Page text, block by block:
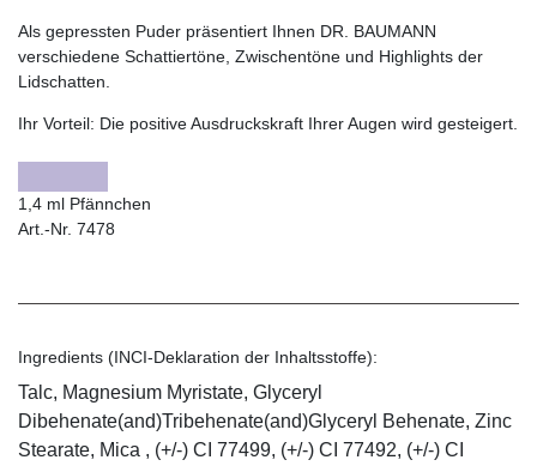
Als gepressten Puder präsentiert Ihnen DR. BAUMANN
verschiedene Schattiertöne, Zwischentöne und Highlights der
Lidschatten.
Ihr Vorteil: Die positive Ausdruckskraft Ihrer Augen wird gesteigert.
1,4 ml Pfännchen
Art.-Nr. 7478
Ingredients (INCI-Deklaration der Inhaltsstoffe):
Talc, Magnesium Myristate, Glyceryl
Dibehenate(and)Tribehenate(and)Glyceryl Behenate, Zinc
Stearate, Mica , (+/-) CI 77499, (+/-) CI 77492, (+/-) CI